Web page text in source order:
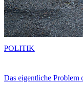
Das eigentliche Problem
POLITIK